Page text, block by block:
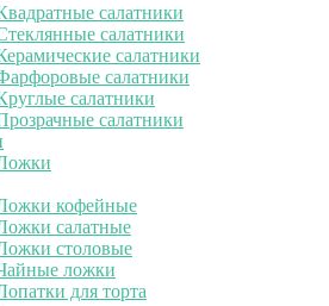
салатники
салатники
салатники
салатники
салатники
салатники
кофейные
салатные
столовые
ложки
для торта